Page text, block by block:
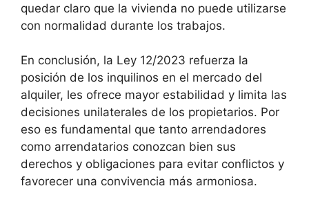
quedar claro que la vivienda no puede utilizarse
con normalidad durante los trabajos.
En conclusión, la Ley 12/2023 refuerza la
posición de los inquilinos en el mercado del
alquiler, les ofrece mayor estabilidad y limita las
decisiones unilaterales de los propietarios. Por
eso es fundamental que tanto arrendadores
como arrendatarios conozcan bien sus
derechos y obligaciones para evitar conflictos y
favorecer una convivencia más armoniosa.